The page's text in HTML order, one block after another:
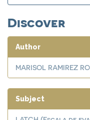
Discover
Author
MARISOL RAMIREZ
Subject